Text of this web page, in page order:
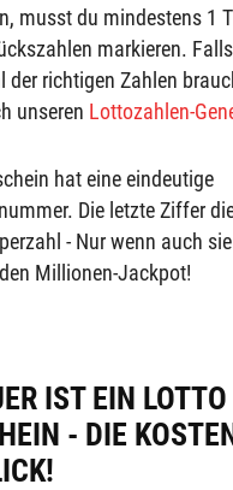
musst du mindestens 1
markieren.
der richtigen Zahlen
unseren Lottozahlen-
hat eine eindeutige
Die letzte Ziffer
- Nur wenn auch
Millionen-Jackpot!
IST EIN LOTTO
- DIE